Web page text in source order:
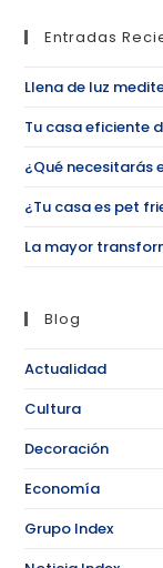
Entradas
Llena de luz
Tu casa eficiente
¿Qué necesitarás
¿Tu casa es pet
La mayor
Blog
Actualidad
Cultura
Decoración
Economía
Grupo Index